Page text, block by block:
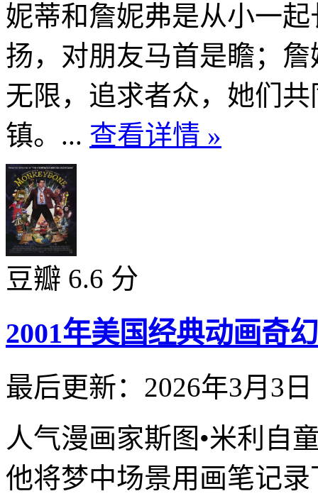
妮蒂和詹妮弗是从小一
扬，对朋友马首是瞻；
无限，追求者众，她们
镇。... 查看详情 »
豆瓣 6.6 分
2001年美国经典动画奇
最后更新：2026年3月3日
人气漫画家斯图•米利自
他将梦中场景用画笔记